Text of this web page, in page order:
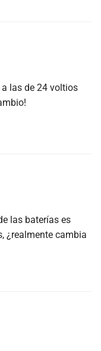
las de 24 voltios
las baterías es
¿realmente cambia